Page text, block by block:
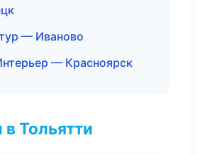
— Иваново
— Красноярск
Тольятти